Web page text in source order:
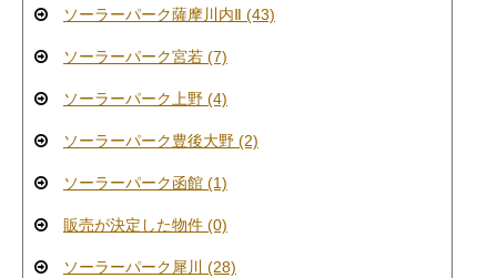
ソーラーパーク薩摩川内Ⅱ (43)
ソーラーパーク宮若 (7)
ソーラーパーク上野 (4)
ソーラーパーク豊後大野 (2)
ソーラーパーク函館 (1)
販売が決定した物件 (0)
ソーラーパーク犀川 (28)